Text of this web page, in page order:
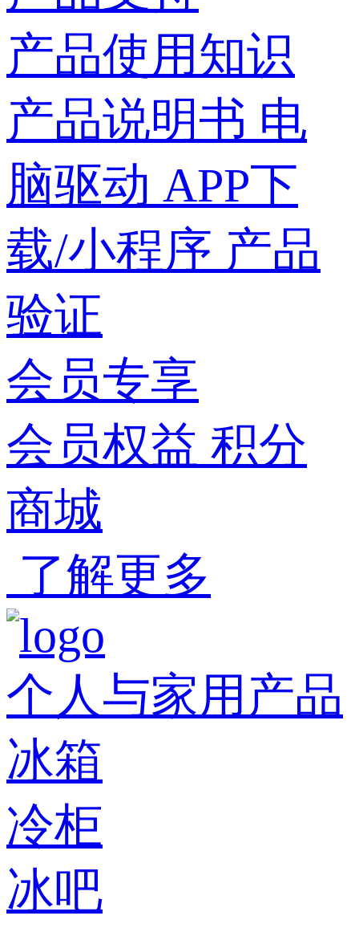
产品使用知识
产品说明书 电
脑驱动 APP下
载/小程序 产品
验证
会员专享
会员权益 积分
商城
了解更多
个人与家用产品
冰箱
冷柜
冰吧